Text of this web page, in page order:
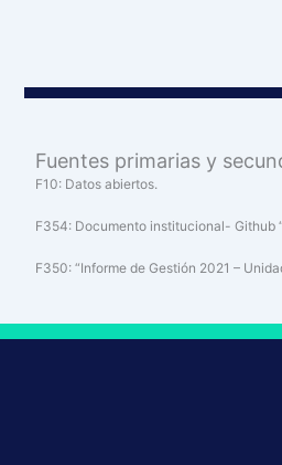
Fuentes primarias y
F10: Datos abiertos.
F354: Documento institucional- Github
F350: “Informe de Gestión 2021 –